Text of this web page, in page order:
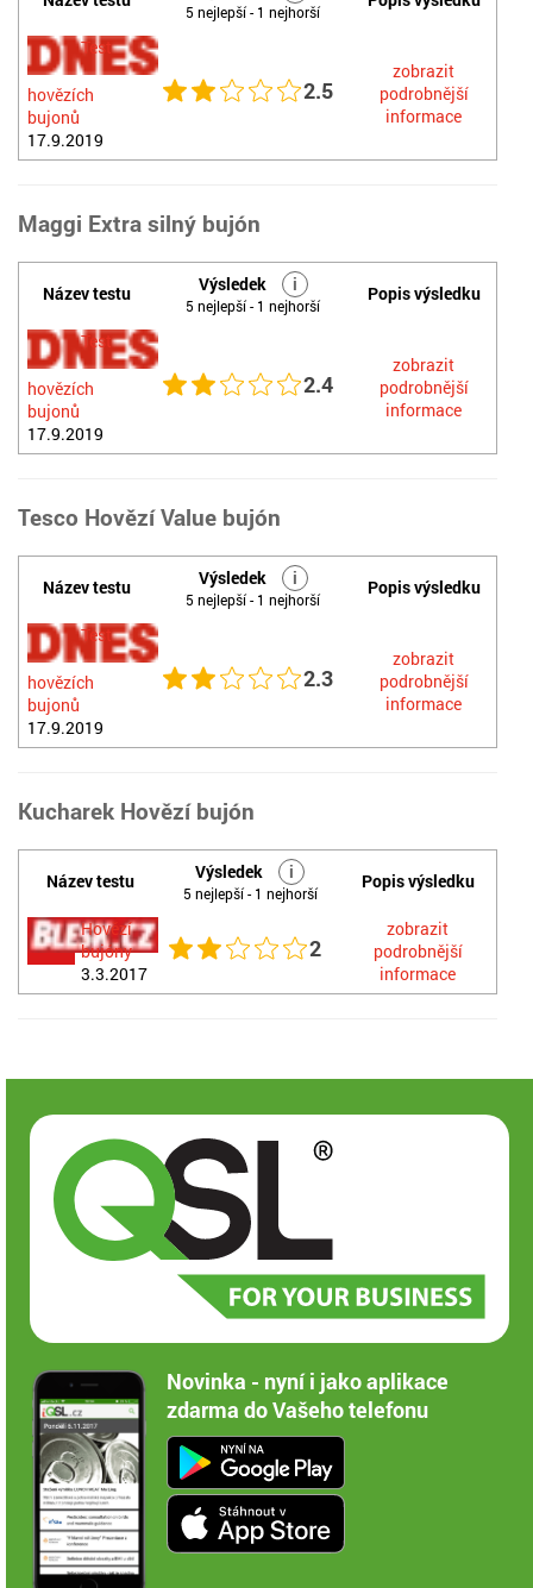
5 nejlepší - 1 nejhorší
Test
hovězích
bujonů
17.9.2019
2.5
zobrazit
podrobnější
informace
Maggi Extra silný bujón
Název testu Výsledek i
5 nejlepší - 1 nejhorší
Popis výsledku
Test
hovězích
bujonů
17.9.2019
2.4
zobrazit
podrobnější
informace
Tesco Hovězí Value bujón
Název testu Výsledek i
5 nejlepší - 1 nejhorší
Popis výsledku
Test
hovězích
bujonů
17.9.2019
2.3
zobrazit
podrobnější
informace
Kucharek Hovězí bujón
Název testu Výsledek i
5 nejlepší - 1 nejhorší
Popis výsledku
Hovězí
bujóny
3.3.2017
2
zobrazit
podrobnější
informace
Novinka - nyní i jako aplikace
zdarma do Vašeho telefonu